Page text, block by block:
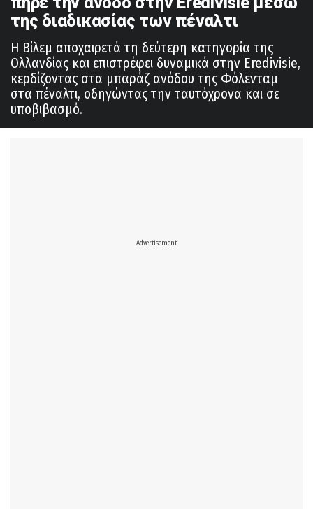
της διαδικασίας των πέναλτι
Η Βίλεμ αποχαιρετά τη δεύτερη κατηγορία της
Ολλανδίας και επιστρέφει δυναμικά στην Eredivisie,
κερδίζοντας στα μπαράζ ανόδου της Φόλενταμ
στα πέναλτι, οδηγώντας την ταυτόχρονα και σε
υποβιβασμό.